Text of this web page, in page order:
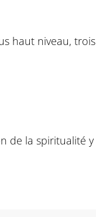
haut niveau, trois
de la spiritualité y